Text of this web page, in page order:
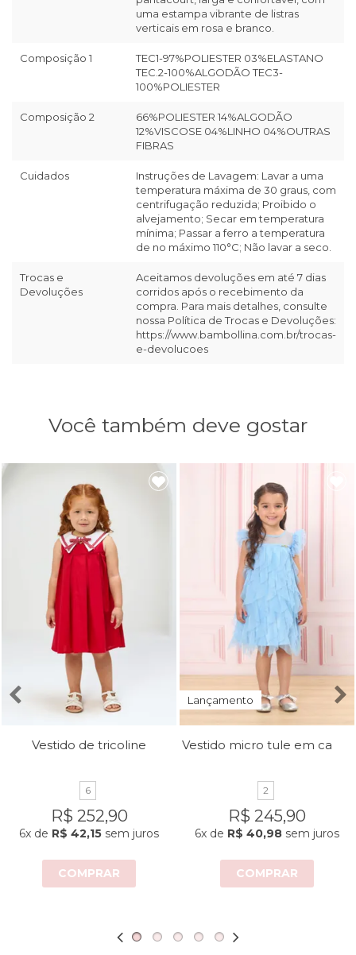
uma estampa vibrante de listras
verticais em rosa e branco.
Composição 1
TEC1-97%POLIESTER 03%ELASTANO
TEC.2-100%ALGODÃO TEC3-
100%POLIESTER
Composição 2
66%POLIESTER 14%ALGODÃO
12%VISCOSE 04%LINHO 04%OUTRAS
FIBRAS
Cuidados
Instruções de Lavagem: Lavar a uma
temperatura máxima de 30 graus, com
centrifugação reduzida; Proibido o
alvejamento; Secar em temperatura
mínima; Passar a ferro a temperatura
de no máximo 110°C; Não lavar a seco.
Trocas e
Devoluções
Aceitamos devoluções em até 7 dias
corridos após o recebimento da
compra. Para mais detalhes, consulte
nossa Política de Trocas e Devoluções:
https://www.bambollina.com.br/trocas-
e-devolucoes
Você também deve gostar
Vestido de tricoline
6
R$ 252,90
6x de R$ 42,15 sem juros
COMPRAR
Lançamento
2
R$ 245,90
6x de R$ 40,98 sem juros
COMPRAR